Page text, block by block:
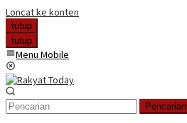
Loncat ke konten
tutup
tutup
Menu Mobile
Pencarian